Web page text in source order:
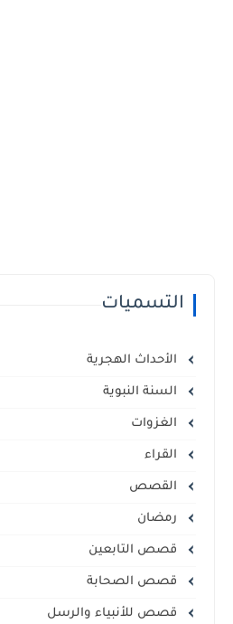
التسميات
الأحداث الهجرية
السنة النبوية
الغزوات
القراء
القصص
رمضان
قصص التابعين
قصص الصحابة
قصص للأنبياء والرسل